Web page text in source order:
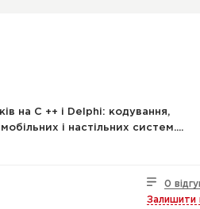
на C ++ і Delphi: кодування,
і настільних систем....
0
Залишити